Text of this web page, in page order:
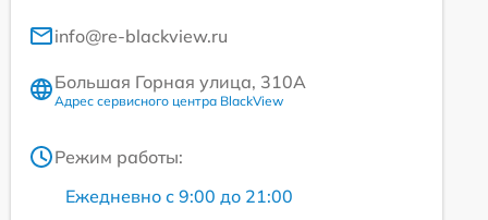
info@re-blackview.ru
Большая Горная улица, 310А
Адрес сервисного центра BlackView
Режим работы:
Ежедневно с 9:00 до 21:00